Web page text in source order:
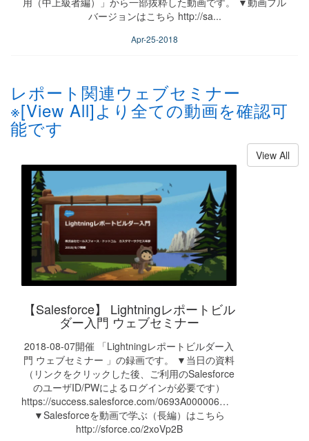
バージョンはこちら http://sa...
Apr-25-2018
レポート関連ウェブセミナー
※[View All]より全ての動画を確認可
能です
View All
【Salesforce】 Lightningレポートビル
ダー入門 ウェブセミナー
2018-08-07開催 「Lightningレポートビルダー入
門 ウェブセミナー 」の録画です。 ▼当日の資料
（リンクをクリックした後、ご利用のSalesforce
のユーザID/PWによるログインが必要です）
https://success.salesforce.com/0693A000006mvCd
▼Salesforceを動画で学ぶ（長編）はこちら
http://sforce.co/2xoVp2B